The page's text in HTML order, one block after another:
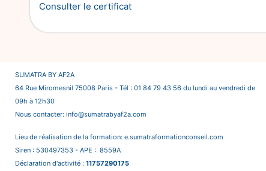
Consulter le certificat
SUMATRA BY AF2A
64 Rue Miromesnil 75008 Paris - Tél : 01 84 79 43 56 du lundi au vendredi de
09h à 12h30
Nous contacter: info@sumatrabyaf2a.com
Lieu de réalisation de la formation: e.sumatraformationconseil.com
Siren : 530497353 - APE : 8559A
Déclaration d'activité : 11757290175